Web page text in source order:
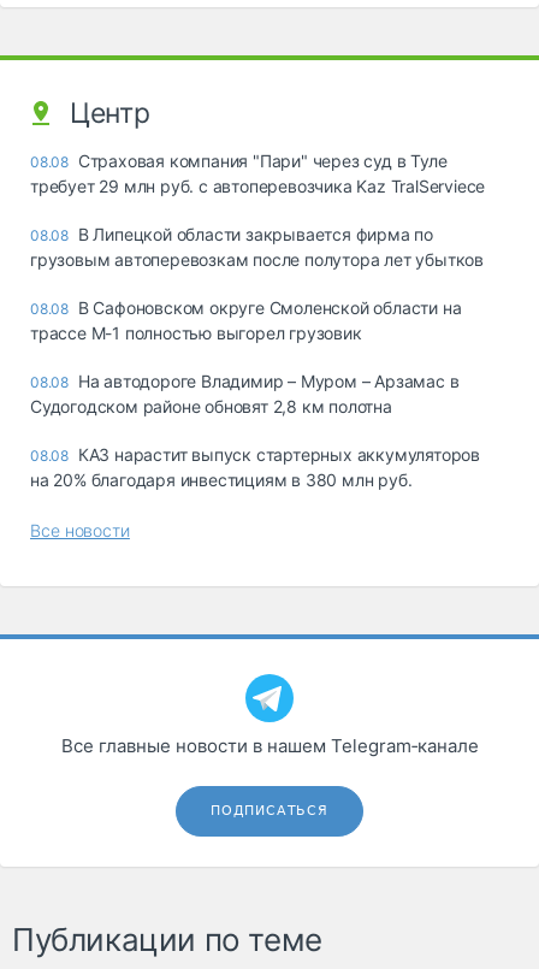
Центр
08.08 Страховая компания "Пари" через суд в Туле
требует 29 млн руб. с автоперевозчика Kaz TralServiece
08.08 В Липецкой области закрывается фирма по
грузовым автоперевозкам после полутора лет убытков
08.08 В Сафоновском округе Смоленской области на
трассе М-1 полностью выгорел грузовик
08.08 На автодороге Владимир – Муром – Арзамас в
Судогодском районе обновят 2,8 км полотна
08.08 КАЗ нарастит выпуск стартерных аккумуляторов
на 20% благодаря инвестициям в 380 млн руб.
Все новости
Все главные новости в нашем Telegram‑канале
ПОДПИСАТЬСЯ
Публикации по теме